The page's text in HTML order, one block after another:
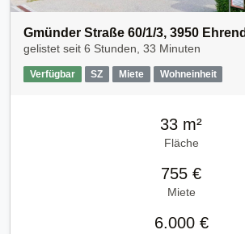
Gmünder Straße 60/1/3, 3950
gelistet seit 6 Stunden, 33 Minuten
Verfügbar SZ Miete Wohneinheit
33 m²
Fläche
755 €
Miete
6.000 €